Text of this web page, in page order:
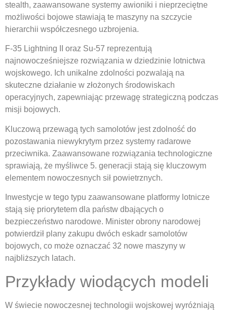
stealth, zaawansowane systemy awioniki i nieprzeciętne
możliwości bojowe stawiają te maszyny na szczycie
hierarchii współczesnego uzbrojenia.
F-35 Lightning II oraz Su-57 reprezentują
najnowocześniejsze rozwiązania w dziedzinie lotnictwa
wojskowego. Ich unikalne zdolności pozwalają na
skuteczne działanie w złożonych środowiskach
operacyjnych, zapewniając przewagę strategiczną podczas
misji bojowych.
Kluczową przewagą tych samolotów jest zdolność do
pozostawania niewykrytym przez systemy radarowe
przeciwnika. Zaawansowane rozwiązania technologiczne
sprawiają, że myśliwce 5. generacji stają się kluczowym
elementem nowoczesnych sił powietrznych.
Inwestycje w tego typu zaawansowane platformy lotnicze
stają się priorytetem dla państw dbających o
bezpieczeństwo narodowe. Minister obrony narodowej
potwierdził plany zakupu dwóch eskadr samolotów
bojowych, co może oznaczać 32 nowe maszyny w
najbliższych latach.
Przykłady wiodących modeli
W świecie nowoczesnej technologii wojskowej wyróżniają